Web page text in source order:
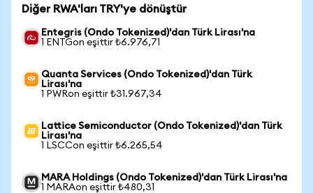
Diğer RWA'ları TRY'ye dönüştür
Entegris (Ondo Tokenized)'dan Türk Lirası'na
1 ENTGon eşittir ₺6.976,71
Quanta Services (Ondo Tokenized)'dan Türk
Lirası'na
1 PWRon eşittir ₺31.967,34
Lattice Semiconductor (Ondo Tokenized)'dan Türk
Lirası'na
1 LSCCon eşittir ₺6.265,54
MARA Holdings (Ondo Tokenized)'dan Türk Lirası'na
1 MARAon eşittir ₺480,31